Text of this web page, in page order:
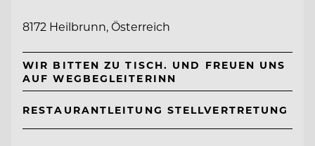
8172 Heilbrunn, Österreich
WIR BITTEN ZU TISCH. UND FREUEN UNS
AUF WEGBEGLEITERINN
RESTAURANTLEITUNG STELLVERTRETUNG